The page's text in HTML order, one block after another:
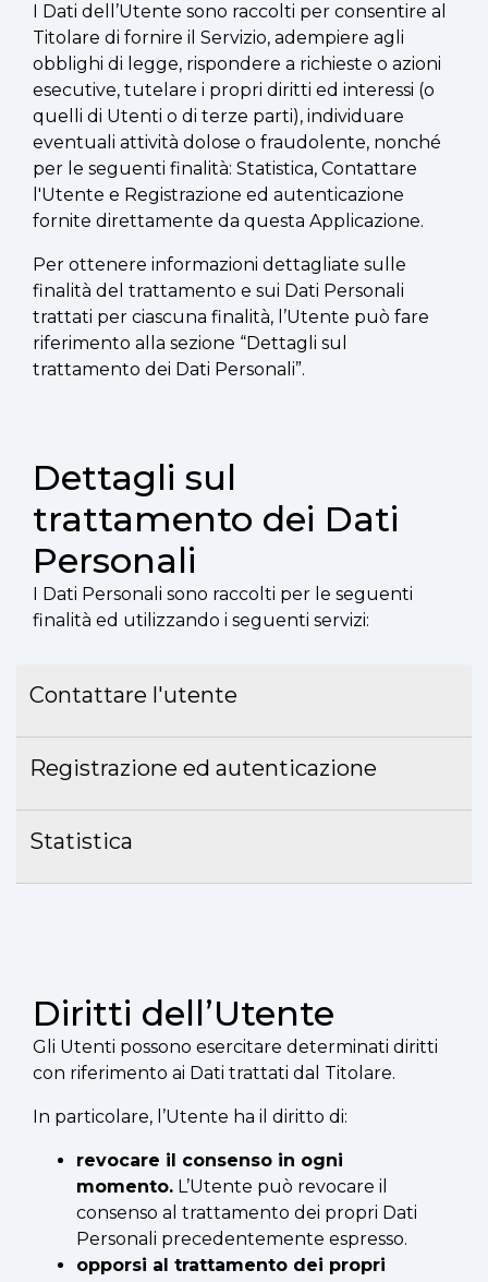
I Dati dell’Utente sono raccolti per consentire al
Titolare di fornire il Servizio, adempiere agli
obblighi di legge, rispondere a richieste o azioni
esecutive, tutelare i propri diritti ed interessi (o
quelli di Utenti o di terze parti), individuare
eventuali attività dolose o fraudolente, nonché
per le seguenti finalità: Statistica, Contattare
l'Utente e Registrazione ed autenticazione
fornite direttamente da questa Applicazione.
Per ottenere informazioni dettagliate sulle
finalità del trattamento e sui Dati Personali
trattati per ciascuna finalità, l’Utente può fare
riferimento alla sezione “Dettagli sul
trattamento dei Dati Personali”.
Dettagli sul
trattamento dei Dati
Personali
I Dati Personali sono raccolti per le seguenti
finalità ed utilizzando i seguenti servizi:
Contattare l'utente
Registrazione ed autenticazione
Statistica
Diritti dell’Utente
Gli Utenti possono esercitare determinati diritti
con riferimento ai Dati trattati dal Titolare.
In particolare, l’Utente ha il diritto di:
revocare il consenso in ogni
momento. L’Utente può revocare il
consenso al trattamento dei propri Dati
Personali precedentemente espresso.
opporsi al trattamento dei propri